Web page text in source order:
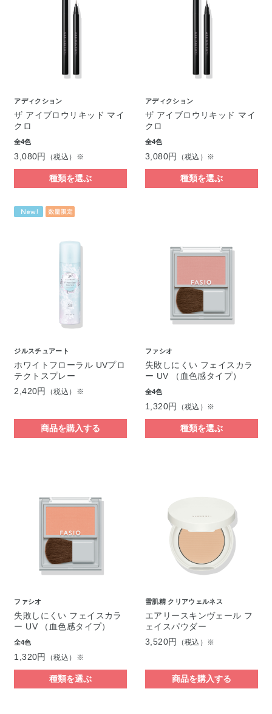
アディクション
ザ アイブロウリキッド マイ
クロ
全4色
3,080円 （税込）※
種類を選ぶ
アディクション
ザ アイブロウリキッド マイ
クロ
全4色
3,080円 （税込）※
種類を選ぶ
ジルスチュアート
ホワイトフローラル UVプロ
テクトスプレー
2,420円
（税込）※
商品を購入する
ファシオ
失敗しにくい フェイスカラ
ー UV （血色感タイプ）
全4色
1,320円 （税込）※
種類を選ぶ
ファシオ
失敗しにくい フェイスカラ
ー UV （血色感タイプ）
全4色
1,320円 （税込）※
種類を選ぶ
雪肌精 クリアウェルネス
エアリースキンヴェール フ
ェイスパウダー
3,520円
（税込）※
商品を購入する